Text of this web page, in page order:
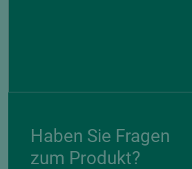
Haben Sie Fragen
zum Produkt?